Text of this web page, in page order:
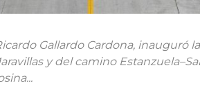
Gallardo Cardona, inauguró
y del camino